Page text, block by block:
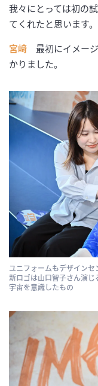
我々にとっては初の
てくれたと思います。
宮﨑 最初にイメー
かりました。
ユニフォームもデザイン
新ロゴは山口智子さん演
宇宙を意識したもの